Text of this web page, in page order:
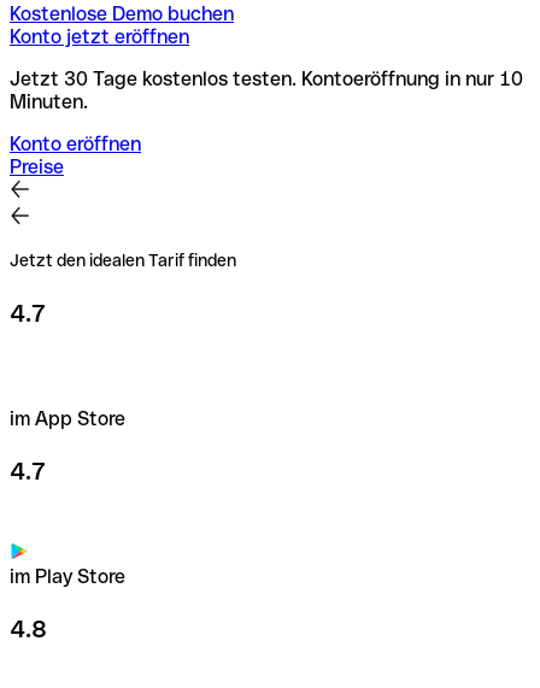
Kostenlose Demo buchen
Konto jetzt eröffnen
Jetzt 30 Tage kostenlos testen. Kontoeröffnung in nur 10
Minuten.
Konto eröffnen
Preise
Jetzt den idealen Tarif finden
4.7
im App Store
4.7
im Play Store
4.8